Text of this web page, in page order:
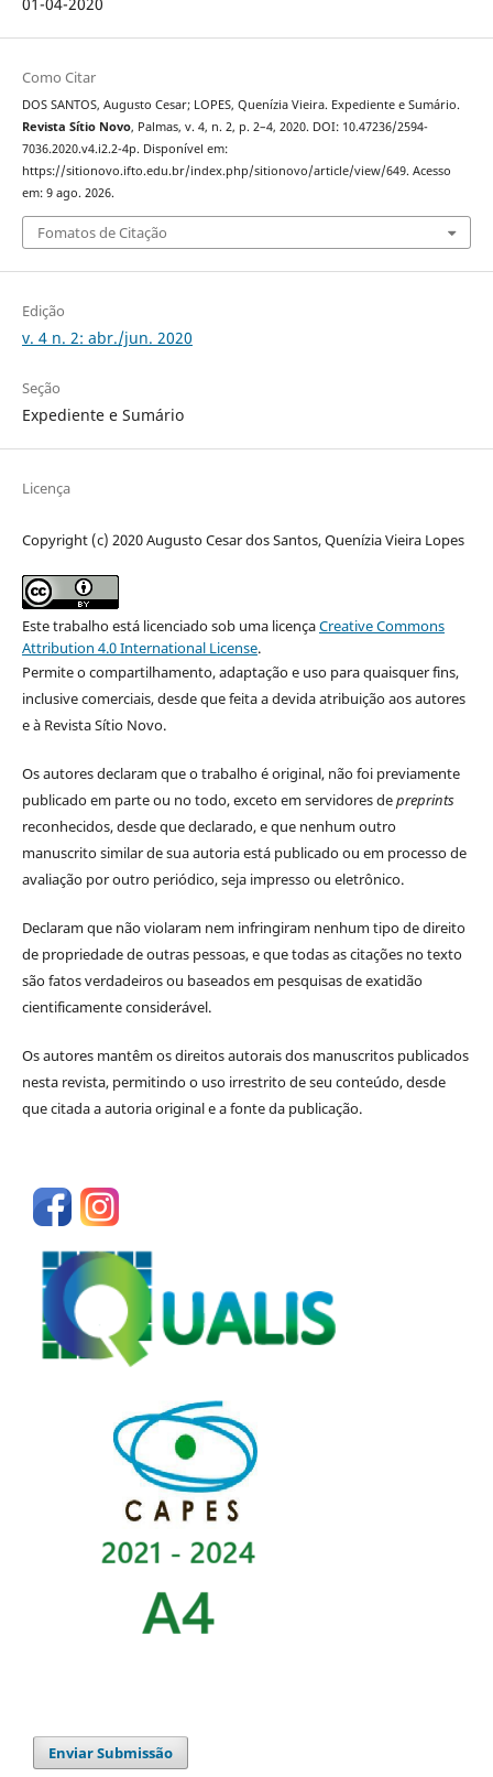
Como Citar
DOS SANTOS, Augusto Cesar; LOPES, Quenízia Vieira. Expediente e Sumário.
Revista Sítio Novo, Palmas, v. 4, n. 2, p. 2–4, 2020. DOI: 10.47236/2594-
7036.2020.v4.i2.2-4p. Disponível em:
https://sitionovo.ifto.edu.br/index.php/sitionovo/article/view/649. Acesso
em: 9 ago. 2026.
Fomatos de Citação
Edição
v. 4 n. 2: abr./jun. 2020
Seção
Expediente e Sumário
Licença
Copyright (c) 2020 Augusto Cesar dos Santos, Quenízia Vieira Lopes
Este trabalho está licenciado sob uma licençaCreative Commons
Attribution 4.0 International License.
Permite o compartilhamento, adaptação e uso para quaisquer fins,
inclusive comerciais, desde que feita a devida atribuição aos autores
e à Revista Sítio Novo.
Os autores declaram que o trabalho é original, não foi previamente
publicado em parte ou no todo, exceto em servidores depreprints
reconhecidos, desde que declarado, e que nenhum outro
manuscrito similar de sua autoria está publicado ou em processo de
avaliação por outro periódico, seja impresso ou eletrônico.
Declaram que não violaram nem infringiram nenhum tipo de direito
de propriedade de outras pessoas, e que todas as citações no texto
são fatos verdadeiros ou baseados em pesquisas de exatidão
cientificamente considerável.
Os autores mantêm os direitos autorais dos manuscritos publicados
nesta revista, permitindo o uso irrestrito de seu conteúdo, desde
que citada a autoria original e a fonte da publicação.
Enviar Submissão